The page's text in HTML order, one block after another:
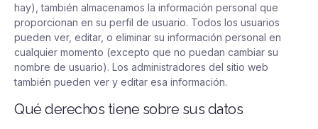
hay), también almacenamos la información personal que
proporcionan en su perfil de usuario. Todos los usuarios
pueden ver, editar, o eliminar su información personal en
cualquier momento (excepto que no puedan cambiar su
nombre de usuario). Los administradores del sitio web
también pueden ver y editar esa información.
Qué derechos tiene sobre sus datos